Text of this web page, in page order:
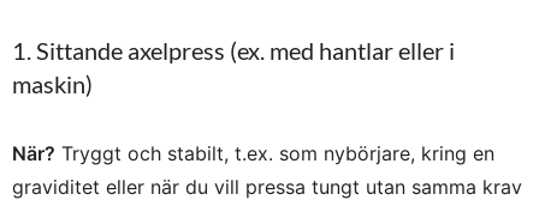
1. Sittande axelpress (ex. med hantlar eller i
maskin)
När? Tryggt och stabilt, t.ex. som nybörjare, kring en
graviditet eller när du vill pressa tungt utan samma krav